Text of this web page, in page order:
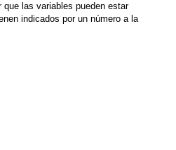
las variables pueden estar
indicados por un número a la